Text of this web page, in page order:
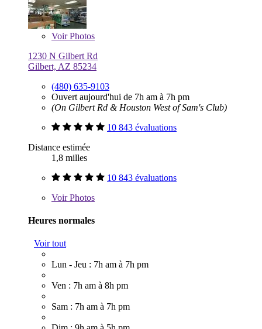
VoirPhotos
1230 N Gilbert Rd
Gilbert, AZ 85234
(480) 635-9103
Ouvert aujourd'hui de 7h am à 7h pm
(On Gilbert Rd & Houston West of Sam's Club)
10 843 évaluations
Distance estimée
1,8 milles
10 843 évaluations
VoirPhotos
Heures normales
Voir tout
Lun - Jeu : 7h am à 7h pm
Ven : 7h am à 8h pm
Sam : 7h am à 7h pm